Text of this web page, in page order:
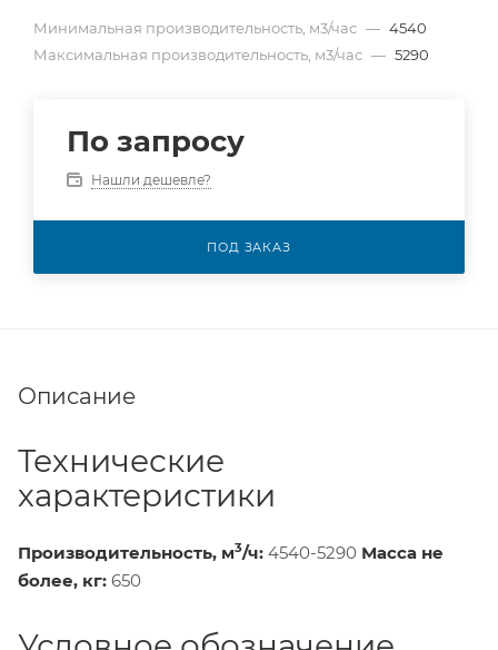
Минимальная производительность, м3/час — 4540
Максимальная производительность, м3/час — 5290
По запросу
Нашли дешевле?
ПОД ЗАКАЗ
Описание
Технические
характеристики
Производительность, м3/ч: 4540-5290 Масса не
более, кг: 650